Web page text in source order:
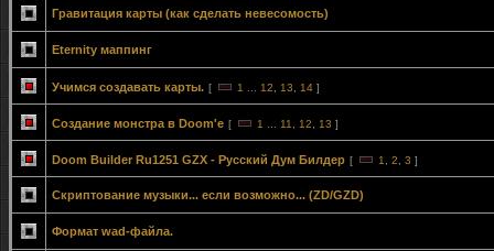
Гравитация карты (как сделать невесомость)
Eternity маппинг
Учимся создавать карты. [ 1 12 13 14 ]
Создание монстра в Doom'e [ 1 11 12 13 ]
Doom Builder Ru1251 GZX - Русский Дум Билдер [ 1 2 3 ]
Скриптование музыки... если возможно... (ZD/GZD)
Формат wad-файла.